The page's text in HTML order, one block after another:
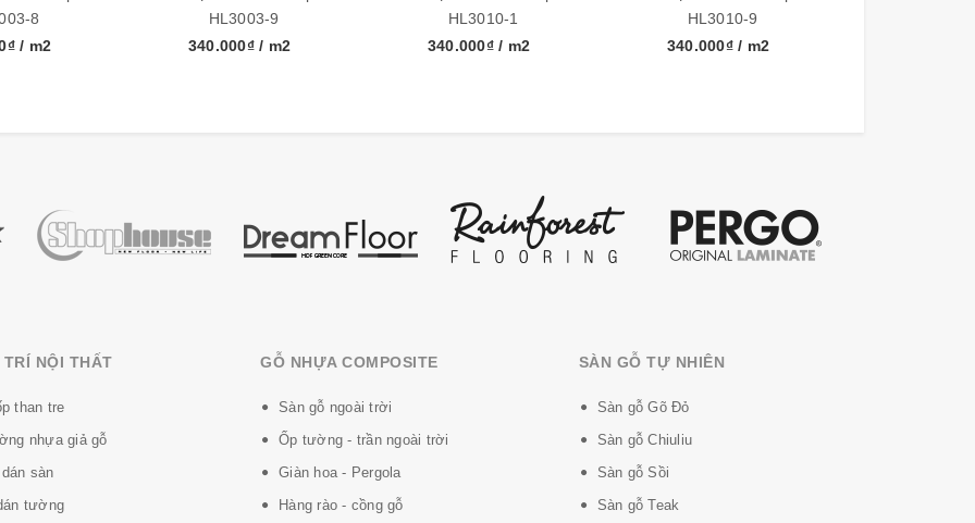
x 4mm
và nhà bếp - khu vực ẩm ướt
8
/ m2
HL3003-9
340.000₫/ m2
HL3010-1
340.000₫/ m2
HL3010-9
340.000₫/ m2
TRÍ NỘI THẤT
than tre
nhựa giả gỗ
sàn
tường
GỖ NHỰA COMPOSITE
Sàn gỗ ngoài trời
Ốp tường - trần ngoài trời
Giàn hoa - Pergola
Hàng rào - cồng gỗ
SÀN GỖ TỰ NHIÊN
Sàn gỗ Gõ Đỏ
Sàn gỗ Chiuliu
Sàn gỗ Sồi
Sàn gỗ Teak